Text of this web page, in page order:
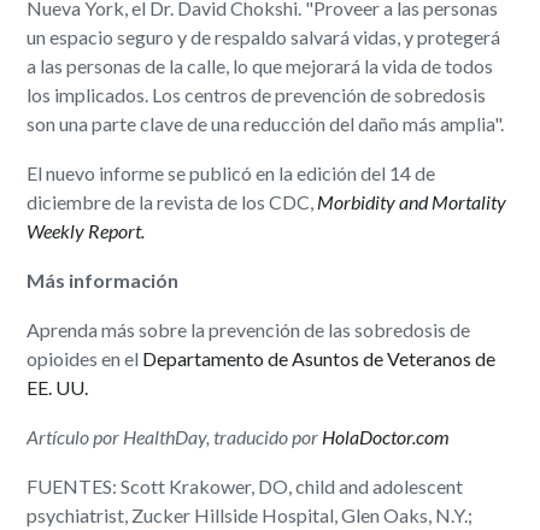
Nueva York, el Dr. David Chokshi. "Proveer a las personas
un espacio seguro y de respaldo salvará vidas, y protegerá
a las personas de la calle, lo que mejorará la vida de todos
los implicados. Los centros de prevención de sobredosis
son una parte clave de una reducción del daño más amplia".
El nuevo informe se publicó en la edición del 14 de
diciembre de la revista de los CDC, Morbidity and Mortality
Weekly Report.
Más información
Aprenda más sobre la prevención de las sobredosis de
opioides en el Departamento de Asuntos de Veteranos de
EE. UU.
Artículo por HealthDay, traducido por HolaDoctor.com
FUENTES: Scott Krakower, DO, child and adolescent
psychiatrist, Zucker Hillside Hospital, Glen Oaks, N.Y.;